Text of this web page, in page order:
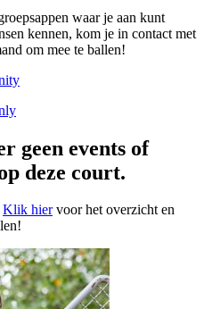
waar je aan kunt
kennen, kom je in contact met
om mee te ballen!
geen events of
deze court.
Klik hiervoor het overzicht en